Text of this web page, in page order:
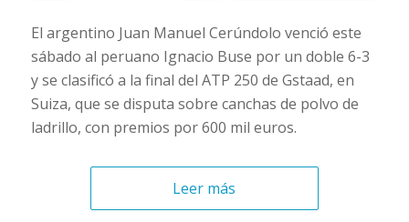
El argentino Juan Manuel Cerúndolo venció este
sábado al peruano Ignacio Buse por un doble 6-3
y se clasificó a la final del ATP 250 de Gstaad, en
Suiza, que se disputa sobre canchas de polvo de
ladrillo, con premios por 600 mil euros.
Leer más